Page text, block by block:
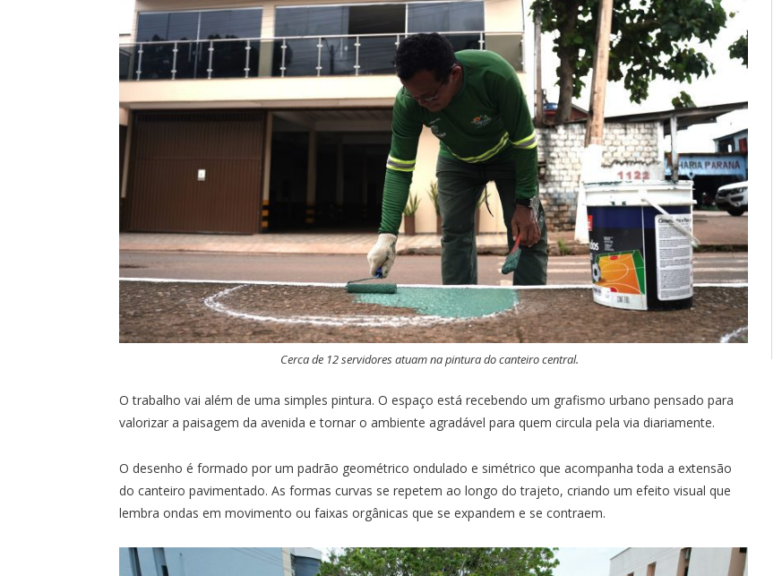
Cerca de 12 servidores atuam na pintura do canteiro central.
O trabalho vai além de uma simples pintura. O espaço está recebendo um grafismo urbano pensado para
valorizar a paisagem da avenida e tornar o ambiente agradável para quem circula pela via diariamente.
O desenho é formado por um padrão geométrico ondulado e simétrico que acompanha toda a extensão
do canteiro pavimentado. As formas curvas se repetem ao longo do trajeto, criando um efeito visual que
lembra ondas em movimento ou faixas orgânicas que se expandem e se contraem.